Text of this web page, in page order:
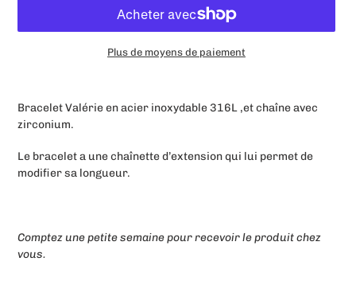
Plus de moyens de paiement
votre
panier
Bracelet Valérie en acier inoxydable 316L ,et chaîne avec
zirconium.
Le bracelet a une chaînette d’extension qui lui permet de
modifier sa longueur.
Comptez une petite semaine pour recevoir le produit chez
vous.